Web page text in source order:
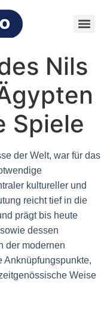
Nils
Spiele
der Welt, war für das
kultureller und
reicht tief in die
prägt bis heute
dessen
der modernen
Anknüpfungspunkte,
Weise